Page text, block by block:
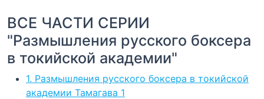
ВСЕ ЧАСТИ СЕРИИ
"Размышления русского боксера
в токийской академии"
1. Размышления русского боксера в токийской
академии Тамагава 1